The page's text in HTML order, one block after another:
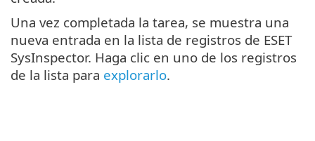
Una vez completada la tarea, se muestra una
nueva entrada en la lista de registros de ESET
SysInspector. Haga clic en uno de los registros
de la lista para explorarlo.